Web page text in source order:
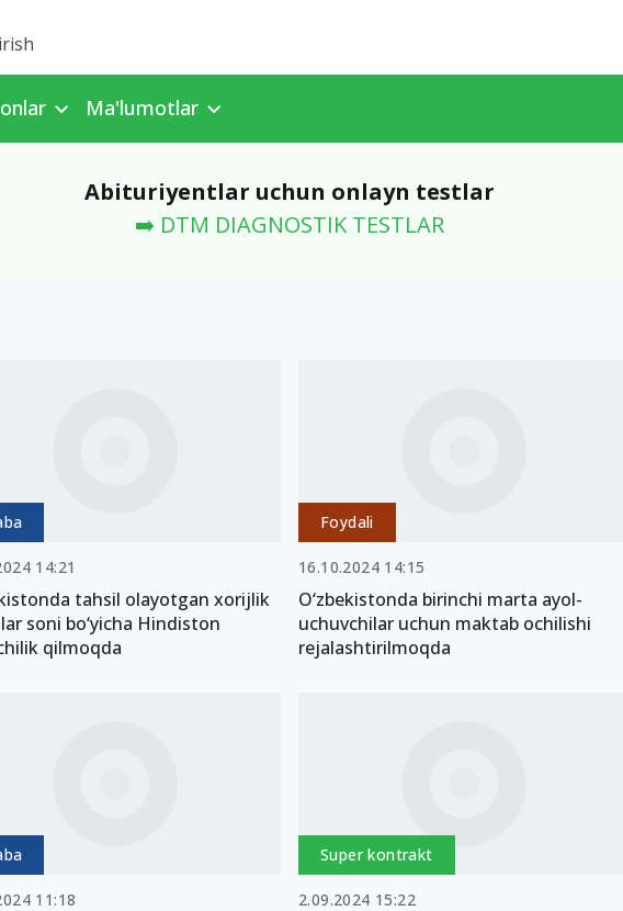
Ma'lumotlar
Abituriyentlar uchun onlayn testlar
➡️ DTM DIAGNOSTIK TESTLAR
14:21
tahsil olayotgan xorijlik
soni bo‘yicha Hindiston
qilmoqda
Foydali
16.10.2024 14:15
O‘zbekistonda birinchi marta ayol-
uchuvchilar uchun maktab ochilishi
rejalashtirilmoqda
11:18
Super kontrakt
2.09.2024 15:22